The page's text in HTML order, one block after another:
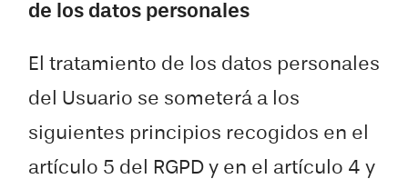
de los datos personales
El tratamiento de los datos personales
del Usuario se someterá a los
siguientes principios recogidos en el
artículo 5 del RGPD y en el artículo 4 y